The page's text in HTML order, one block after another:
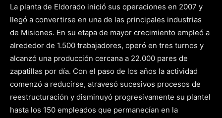
La planta de Eldorado inició sus operaciones en 2007 y
llegó a convertirse en una de las principales industrias
de Misiones. En su etapa de mayor crecimiento empleó a
alrededor de 1.500 trabajadores, operó en tres turnos y
alcanzó una producción cercana a 22.000 pares de
zapatillas por día. Con el paso de los años la actividad
comenzó a reducirse, atravesó sucesivos procesos de
reestructuración y disminuyó progresivamente su plantel
hasta los 150 empleados que permanecían en la